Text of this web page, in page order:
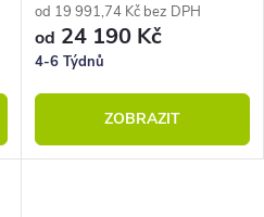
od 19 991,74 Kč bez DPH
od 24 190 Kč
4-6 Týdnů
ZOBRAZIT